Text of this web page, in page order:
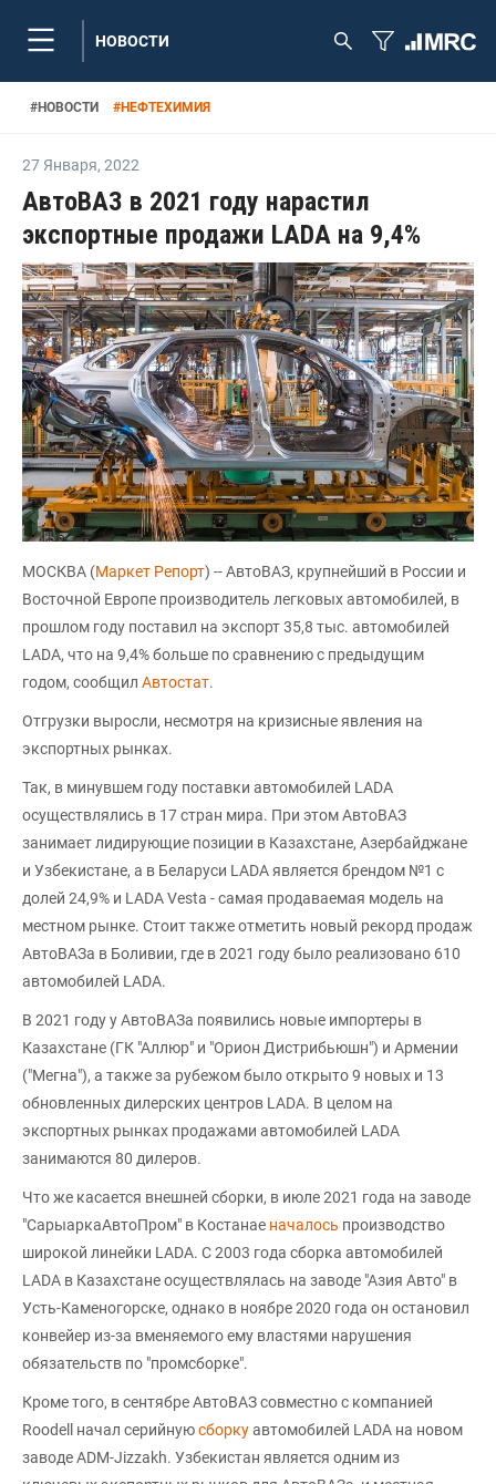
НОВОСТИ
#НОВОСТИ #НЕФТЕХИМИЯ
27 Января, 2022
АвтоВАЗ в 2021 году нарастил
экспортные продажи LADA на 9,4%
МОСКВА (Маркет Репорт) -- АвтоВАЗ, крупнейший в России и
Восточной Европе производитель легковых автомобилей, в
прошлом году поставил на экспорт 35,8 тыс. автомобилей
LADA, что на 9,4% больше по сравнению с предыдущим
годом, сообщил Автостат.
Отгрузки выросли, несмотря на кризисные явления на
экспортных рынках.
Так, в минувшем году поставки автомобилей LADA
осуществлялись в 17 стран мира. При этом АвтоВАЗ
занимает лидирующие позиции в Казахстане, Азербайджане
и Узбекистане, а в Беларуси LADA является брендом №1 с
долей 24,9% и LADA Vesta - самая продаваемая модель на
местном рынке. Стоит также отметить новый рекорд продаж
АвтоВАЗа в Боливии, где в 2021 году было реализовано 610
автомобилей LADA.
В 2021 году у АвтоВАЗа появились новые импортеры в
Казахстане (ГК "Аллюр" и "Орион Дистрибьюшн") и Армении
("Мегна"), а также за рубежом было открыто 9 новых и 13
обновленных дилерских центров LADA. В целом на
экспортных рынках продажами автомобилей LADA
занимаются 80 дилеров.
Что же касается внешней сборки, в июле 2021 года на заводе
"СарыаркаАвтоПром" в Костанае началось производство
широкой линейки LADA. С 2003 года сборка автомобилей
LADA в Казахстане осуществлялась на заводе "Азия Авто" в
Усть-Каменогорске, однако в ноябре 2020 года он остановил
конвейер из-за вменяемого ему властями нарушения
обязательств по "промсборке".
Кроме того, в сентябре АвтоВАЗ совместно с компанией
Roodell начал серийнуюсборкуавтомобилей LADA на новом
заводе ADM-Jizzakh. Узбекистан является одним из